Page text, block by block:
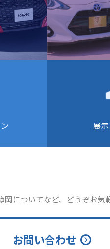
展
岡についてなど、どうぞお気
お問い合わせ